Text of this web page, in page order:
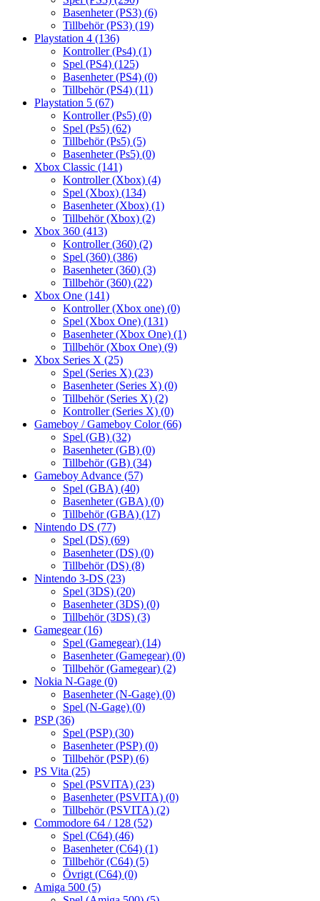
Basenheter (PS3) (6)
Tillbehör (PS3) (19)
Playstation 4 (136)
Kontroller (Ps4) (1)
Spel (PS4) (125)
Basenheter (PS4) (0)
Tillbehör (PS4) (11)
Playstation 5 (67)
Kontroller (Ps5) (0)
Spel (Ps5) (62)
Tillbehör (Ps5) (5)
Basenheter (Ps5) (0)
Xbox Classic (141)
Kontroller (Xbox) (4)
Spel (Xbox) (134)
Basenheter (Xbox) (1)
Tillbehör (Xbox) (2)
Xbox 360 (413)
Kontroller (360) (2)
Spel (360) (386)
Basenheter (360) (3)
Tillbehör (360) (22)
Xbox One (141)
Kontroller (Xbox one) (0)
Spel (Xbox One) (131)
Basenheter (Xbox One) (1)
Tillbehör (Xbox One) (9)
Xbox Series X (25)
Spel (Series X) (23)
Basenheter (Series X) (0)
Tillbehör (Series X) (2)
Kontroller (Series X) (0)
Gameboy / Gameboy Color(66)
Spel (GB) (32)
Basenheter (GB) (0)
Tillbehör (GB) (34)
Gameboy Advance (57)
Spel (GBA) (40)
Basenheter (GBA) (0)
Tillbehör (GBA) (17)
Nintendo DS (77)
Spel (DS) (69)
Basenheter (DS) (0)
Tillbehör (DS) (8)
Nintendo 3-DS (23)
Spel (3DS) (20)
Basenheter (3DS) (0)
Tillbehör (3DS) (3)
Gamegear(16)
Spel (Gamegear) (14)
Basenheter (Gamegear) (0)
Tillbehör (Gamegear) (2)
Nokia N-Gage (0)
Basenheter (N-Gage) (0)
Spel (N-Gage) (0)
PSP(36)
Spel (PSP) (30)
Basenheter (PSP) (0)
Tillbehör (PSP) (6)
PS Vita (25)
Spel (PSVITA) (23)
Basenheter (PSVITA) (0)
Tillbehör (PSVITA) (2)
Commodore 64 / 128 (52)
Spel (C64) (46)
Basenheter (C64) (1)
Tillbehör (C64) (5)
Övrigt (C64) (0)
Amiga 500 (5)